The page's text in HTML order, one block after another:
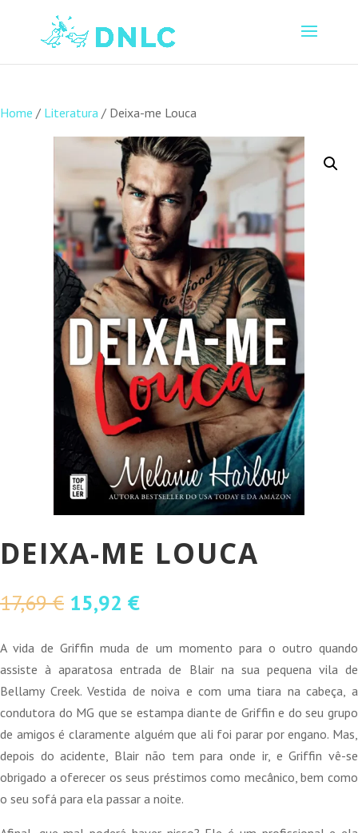
Home / Literatura / Deixa-me Louca
DEIXA-ME LOUCA
17,69€ O
original
era:
17,69 €.
15,92 €O
atual
é:
15,92 €.
A vida de Griffin muda de um momento para o outro quando
assiste à aparatosa entrada de Blair na sua pequena vila de
Bellamy Creek. Vestida de noiva e com uma tiara na cabeça, a
condutora do MG que se estampa diante de Griffin e do seu grupo
de amigos é claramente alguém que ali foi parar por engano. Mas,
depois do acidente, Blair não tem para onde ir, e Griffin vê-se
obrigado a oferecer os seus préstimos como mecânico, bem como
o seu sofá para ela passar a noite.